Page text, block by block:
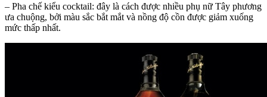
– Pha chế kiểu cocktail: đây là cách được nhiều phụ nữ Tây phương
ưa chuộng, bởi màu sắc bắt mắt và nồng độ cồn được giảm xuống
mức thấp nhất.